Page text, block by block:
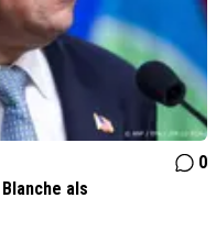
0
als